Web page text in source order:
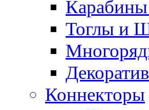
Тоглы и
Коннекторы